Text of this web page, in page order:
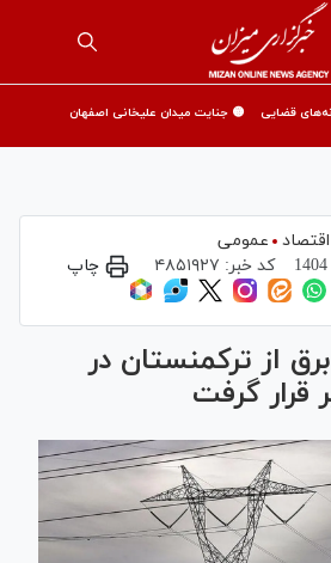
قضایی 🟡 جنایت میدان علیخانی اصفهان
اقتصاد
عمومی
کد خبر: ۴۸۵۱۹۲۷ چاپ
از ترکمنستان در
قرار گرفت